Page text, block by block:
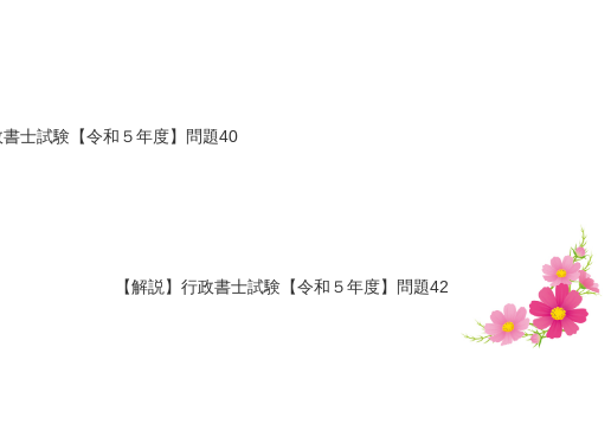
書士試験【令和５年度】問題40
【解説】行政書士試験【令和５年度】問題42